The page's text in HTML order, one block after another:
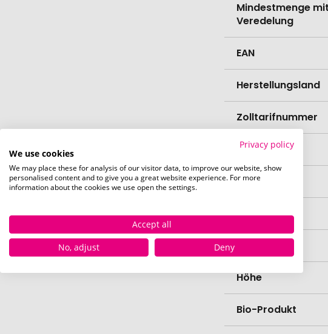
Mindestmenge mit
Veredelung
EAN
Herstellungsland
Zolltarifnummer
Marke
Farbe
Material
Höhe
Bio-Produkt
Privacy policy
We use cookies
We may place these for analysis of our visitor data, to improve our website, show
personalised content and to give you a great website experience. For more
information about the cookies we use open the settings.
Accept all
No, adjust
Deny